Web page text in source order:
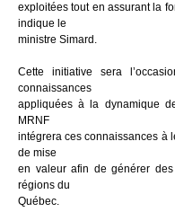
exploitées tout en assurant la
indique le
ministre Simard.
Cette initiative sera
connaissances
appliquées à la dynamique
MRNF
intégrera ces connaissances à
de mise
en valeur afin de générer
régions du
Québec.